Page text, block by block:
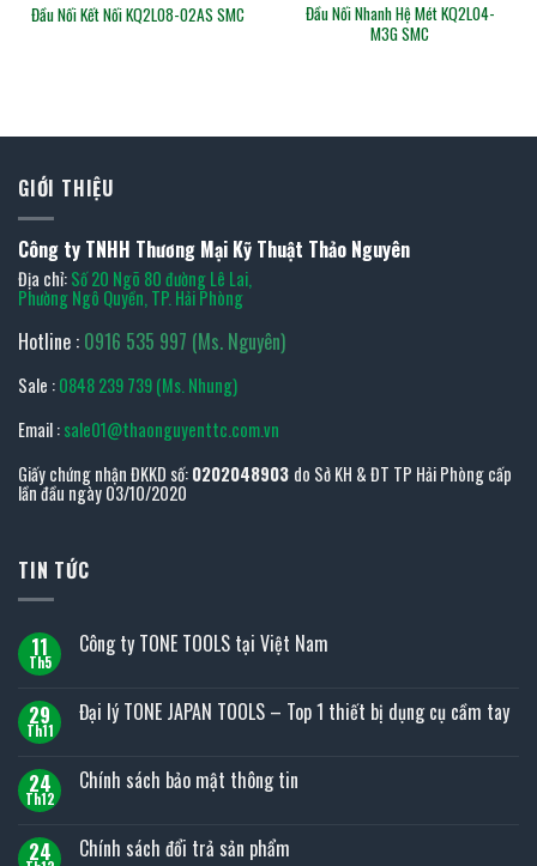
Đầu Nối Kết Nối KQ2L08-02AS SMC
Đầu Nối Nhanh Hệ Mét KQ2L04-
M3G SMC
GIỚI THIỆU
Công ty TNHH Thương Mại Kỹ Thuật Thảo Nguyên
Địa chỉ:Số 20 Ngõ 80 đường Lê Lai,
Phường Ngô Quyền, TP. Hải Phòng
Hotline : 0916 535 997 (Ms. Nguyên)
Sale :0848 239 739 (Ms. Nhung)
Email :sale01@thaonguyenttc.com.vn
Giấy chứng nhận ĐKKD số:0202048903 do Sở KH & ĐT TP Hải Phòng cấp
lần đầu ngày 03/10/2020
TIN TỨC
11
Th5
Công ty TONE TOOLS tại Việt Nam
bình
luận
TONE
TOOLS
Nam
29
Th11
Đại lý TONE JAPAN TOOLS – Top 1 thiết bị dụng cụ cầm tay
bình
luận
TONE
JAPAN
24
Th12
Chính sách bảo mật thông tin
bình
luận
24 Chính sách đổi trả sản phẩm